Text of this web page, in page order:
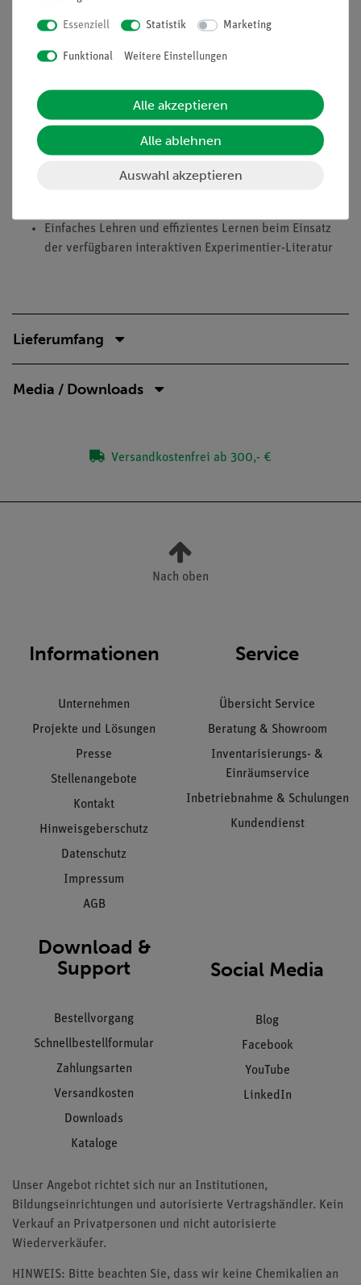
Versuchen aus dem Bereich Organische Chemie -
Nachweismethoden, einfacher Aufbau einer
Experimentierliteratur für Schüler und Lehrer erhältlich:
Minimale Vorbereitungszeit
Einfaches Lehren und effizientes Lernen beim Einsatz
der verfügbaren interaktiven Experimentier-Literatur
Lieferumfang
Media / Downloads
Versandkostenfrei ab 300,- €
Nach oben
Informationen
Unternehmen
Projekte und Lösungen
Presse
Stellenangebote
Kontakt
Hinweisgeberschutz
Datenschutz
Impressum
AGB
Service
Übersicht Service
Beratung & Showroom
Inventarisierungs- &
Einräumservice
Inbetriebnahme & Schulungen
Kundendienst
Download &
Support
Bestellvorgang
Schnellbestellformular
Zahlungsarten
Versandkosten
Downloads
Kataloge
Social Media
Blog
Facebook
YouTube
LinkedIn
Unser Angebot richtet sich nur an Institutionen,
Bildungseinrichtungen und autorisierte Vertragshändler. Kein
Verkauf an Privatpersonen und nicht autorisierte
Wiederverkäufer.
HINWEIS: Bitte beachten Sie, dass wir keine Chemikalien an
Essenziell Statistik Marketing
Funktional Weitere Einstellungen
Alle akzeptieren
Alle ablehnen
Auswahl akzeptieren